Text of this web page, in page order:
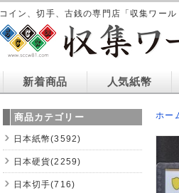
コイン、切手、古銭の専門店「収集ワール
新着商品 人気紙幣
ホー
商品カテゴリー
日本紙幣(3592)
日本硬貨(2259)
日本切手(716)